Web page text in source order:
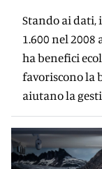
Stando ai dati,
1.600 nel 2008
ha benefici
favoriscono la
aiutano la